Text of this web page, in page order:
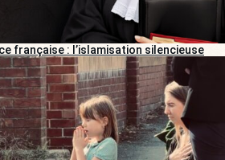
française : l’islamisation silencieuse